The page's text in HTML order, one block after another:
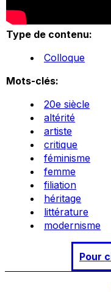
Type de contenu:
Colloque
Mots-clés:
20e siècle
altérité
artiste
critique
féminisme
femme
filiation
héritage
littérature
modernisme
Pour